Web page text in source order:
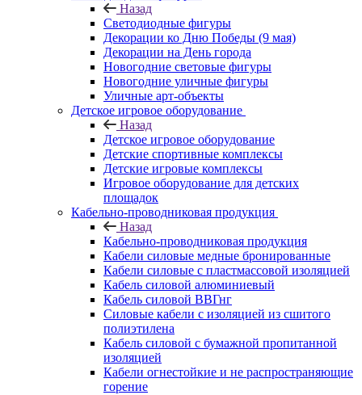
Назад
Светодиодные фигуры
Декорации ко Дню Победы (9 мая)
Декорации на День города
Новогодние световые фигуры
Новогодние уличные фигуры
Уличные арт-объекты
Детское игровое оборудование
Назад
Детское игровое оборудование
Детские спортивные комплексы
Детские игровые комплексы
Игровое оборудование для детских
площадок
Кабельно-проводниковая продукция
Назад
Кабельно-проводниковая продукция
Кабели силовые медные бронированные
Кабели силовые с пластмассовой изоляцией
Кабель силовой алюминиевый
Кабель силовой ВВГнг
Силовые кабели с изоляцией из сшитого
полиэтилена
Кабель силовой с бумажной пропитанной
изоляцией
Кабели огнестойкие и не распространяющие
горение